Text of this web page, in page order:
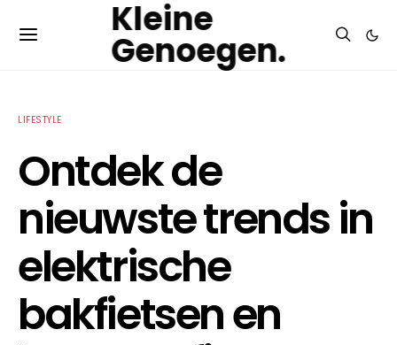
Kleine
Genoegen.
LIFESTYLE
Ontdek de
nieuwste trends in
elektrische
bakfietsen en